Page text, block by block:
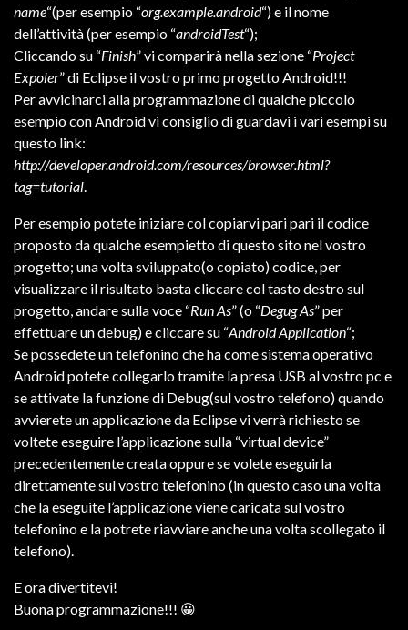
name“(per esempio “org.example.android“) e il nome
dell’attività (per esempio “androidTest“);
Cliccando su “Finish” vi comparirà nella sezione “Project
Expoler” di Eclipse il vostro primo progetto Android!!!
Per avvicinarci alla programmazione di qualche piccolo
esempio con Android vi consiglio di guardavi i vari esempi su
questo link:
http://developer.android.com/resources/browser.html?
tag=tutorial.
Per esempio potete iniziare col copiarvi pari pari il codice
proposto da qualche esempietto di questo sito nel vostro
progetto; una volta sviluppato(o copiato) codice, per
visualizzare il risultato basta cliccare col tasto destro sul
progetto, andare sulla voce “Run As” (o “Degug As” per
effettuare un debug) e cliccare su “Android Application“;
Se possedete un telefonino che ha come sistema operativo
Android potete collegarlo tramite la presa USB al vostro pc e
se attivate la funzione di Debug(sul vostro telefono) quando
avvierete un applicazione da Eclipse vi verrà richiesto se
voltete eseguire l’applicazione sulla “virtual device”
precedentemente creata oppure se volete eseguirla
direttamente sul vostro telefonino (in questo caso una volta
che la eseguite l’applicazione viene caricata sul vostro
telefonino e la potrete riavviare anche una volta scollegato il
telefono).
E ora divertitevi!
Buona programmazione!!! 😀